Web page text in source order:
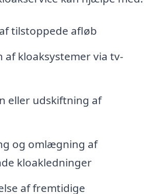
tilstoppede afløb
af kloaksystemer via tv-
eller udskiftning af
og omlægning af
kloakledninger
af fremtidige